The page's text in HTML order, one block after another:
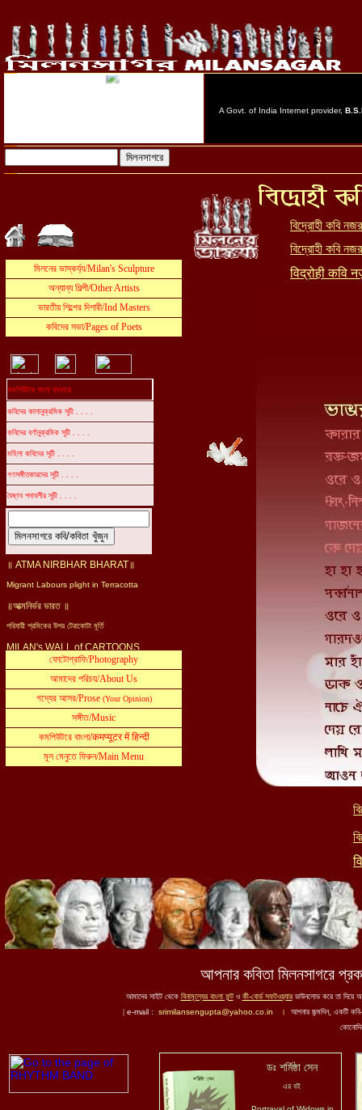
বিদ্রোহী কবি
विद्रोही कवि
বিদ্রোহী কবিন